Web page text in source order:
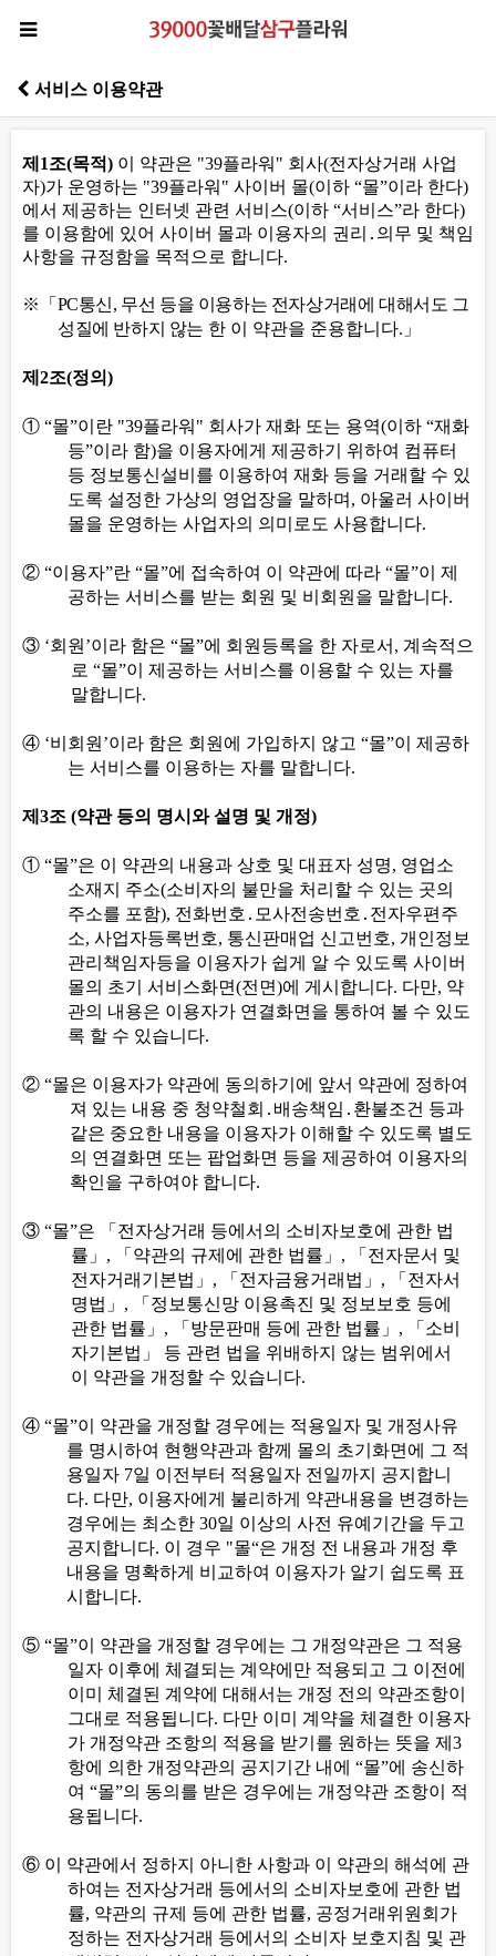
서비스 이용약관
제 1조(목적) 이 약관은 "39플라워 " 회사(전자상거래 사업
자)가 운영하는 "39플라워 " 사이버 몰(이하 “몰”이라 한다)
에서 제공하는 인터넷 관련 서비스(이하 “서비스”라 한다)
를 이용함에 있어 사이버 몰과 이용자의 권리 ․ 의무 및 책임
사항을 규정함을 목적으로 합니다.
※ 「 PC통신, 무선 등을 이용하는 전자상거래에 대해서도 그
성질에 반하지 않는 한 이 약관을 준용합니다. 」
제 2조(정의 )
① “몰”이란 "39플라워 " 회사가 재화 또는 용역(이하 “재화
등”이라 함)을 이용자에게 제공하기 위하여 컴퓨터
등 정보통신설비를 이용하여 재화 등을 거래할 수 있
도록 설정한 가상의 영업장을 말하며 , 아울러 사이버
몰을 운영하는 사업자의 의미로도 사용합니다.
② “이용자”란 “몰”에 접속하여 이 약관에 따라 “몰”이 제
공하는 서비스를 받는 회원 및 비회원을 말합니다.
③ ‘회원 ’이라 함은 “몰”에 회원등록을 한 자로서 , 계속적으
로 “몰”이 제공하는 서비스를 이용할 수 있는 자를
말합니다.
④ ‘비회원 ’이라 함은 회원에 가입하지 않고 “몰”이 제공하
는 서비스를 이용하는 자를 말합니다.
제 3조 (약관 등의 명시와 설명 및 개정)
① “몰”은 이 약관의 내용과 상호 및 대표자 성명, 영업소
소재지 주소(소비자의 불만을 처리할 수 있는 곳의
주소를 포함), 전화번호 ․ 모사전송번호 ․ 전자우편주
소, 사업자등록번호, 통신판매업 신고번호, 개인정보
관리책임자등을 이용자가 쉽게 알 수 있도록 사이버
몰의 초기 서비스화면(전면)에 게시합니다. 다만, 약
관의 내용은 이용자가 연결화면을 통하여 볼 수 있도
록 할 수 있습니다.
② “몰은 이용자가 약관에 동의하기에 앞서 약관에 정하여
져 있는 내용 중 청약철회 ․ 배송책임 ․ 환불조건 등과
같은 중요한 내용을 이용자가 이해할 수 있도록 별도
의 연결화면 또는 팝업화면 등을 제공하여 이용자의
확인을 구하여야 합니다.
③ “몰”은 「 전자상거래 등에서의 소비자보호에 관한 법
률 」 , 「 약관의 규제에 관한 법률 」 , 「 전자문서 및
전자거래기본법 」 , 「 전자금융거래법 」 , 「 전자서
명법 」 , 「 정보통신망 이용촉진 및 정보보호 등에
관한 법률 」 , 「 방문판매 등에 관한 법률 」 , 「 소비
자기본법 」 등 관련 법을 위배하지 않는 범위에서
이 약관을 개정할 수 있습니다.
④ “몰”이 약관을 개정할 경우에는 적용일자 및 개정사유
를 명시하여 현행약관과 함께 몰의 초기화면에 그 적
용일자 7일 이전부터 적용일자 전일까지 공지합니
다. 다만, 이용자에게 불리하게 약관내용을 변경하는
경우에는 최소한30일 이상의 사전 유예기간을 두고
공지합니다. 이 경우 "몰“은 개정 전 내용과 개정 후
내용을 명확하게 비교하여 이용자가 알기 쉽도록 표
시합니다.
⑤ “몰”이 약관을 개정할 경우에는 그 개정약관은 그 적용
일자 이후에 체결되는 계약에만 적용되고 그 이전에
이미 체결된 계약에 대해서는 개정 전의 약관조항이
그대로 적용됩니다. 다만 이미 계약을 체결한 이용자
가 개정약관 조항의 적용을 받기를 원하는 뜻을 제 3
항에 의한 개정약관의 공지기간 내에 “몰”에 송신하
여 “몰”의 동의를 받은 경우에는 개정약관 조항이 적
용됩니다.
⑥ 이 약관에서 정하지 아니한 사항과 이 약관의 해석에 관
하여는 전자상거래 등에서의 소비자보호에 관한 법
률, 약관의 규제 등에 관한 법률, 공정거래위원회가
정하는 전자상거래 등에서의 소비자 보호지침 및 관